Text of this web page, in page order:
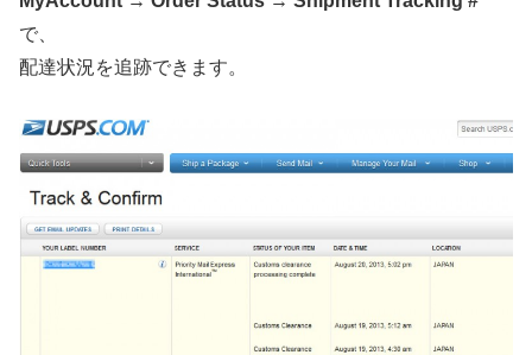
で、
配達状況を追跡できます。